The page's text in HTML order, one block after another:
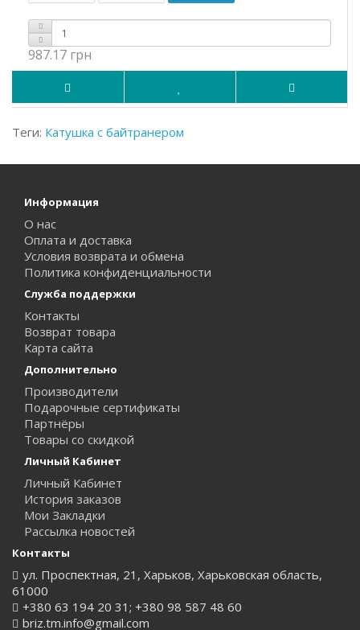
987.17 грн
Теги: Катушка с байтранером
Информация
О нас
Оплата и доставка
Условия возврата и обмена
Политика конфиденциальности
Служба поддержки
Контакты
Возврат товара
Карта сайта
Дополнительно
Производители
Подарочные сертификаты
Партнёры
Товары со скидкой
Личный Кабинет
Личный Кабинет
История заказов
Мои Закладки
Рассылка новостей
Контакты
ул. Проспектная, 21, Харьков, Харьковская область,
61000
+380 63 194 20 31; +380 98 587 48 60
briz.tm.info@gmail.com